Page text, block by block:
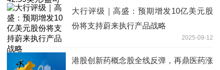
大行评级｜高盛：预期增发10亿美元股
份将支持蔚来执行产品战略
2025-09-12
港股创新药概念股全线反弹，再鼎医药涨